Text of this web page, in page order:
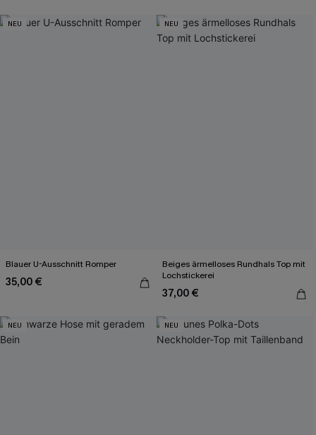
NEU
Blauer U-Ausschnitt Romper
35,00 €
NEU
Beiges ärmelloses Rundhals Top mit
Lochstickerei
37,00 €
NEU NEU